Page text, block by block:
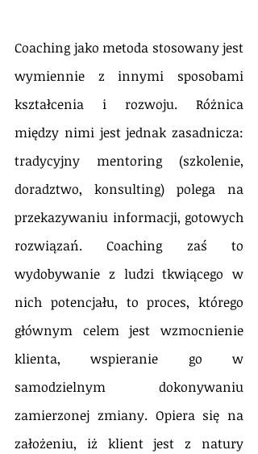
Coaching jako metoda stosowany jest
wymiennie z innymi sposobami
kształcenia i rozwoju. Różnica
między nimi jest jednak zasadnicza:
tradycyjny mentoring (szkolenie,
doradztwo, konsulting) polega na
przekazywaniu informacji, gotowych
rozwiązań. Coaching zaś to
wydobywanie z ludzi tkwiącego w
nich potencjału, to proces, którego
głównym celem jest wzmocnienie
klienta, wspieranie go w
samodzielnym dokonywaniu
zamierzonej zmiany. Opiera się na
założeniu, iż klient jest z natury